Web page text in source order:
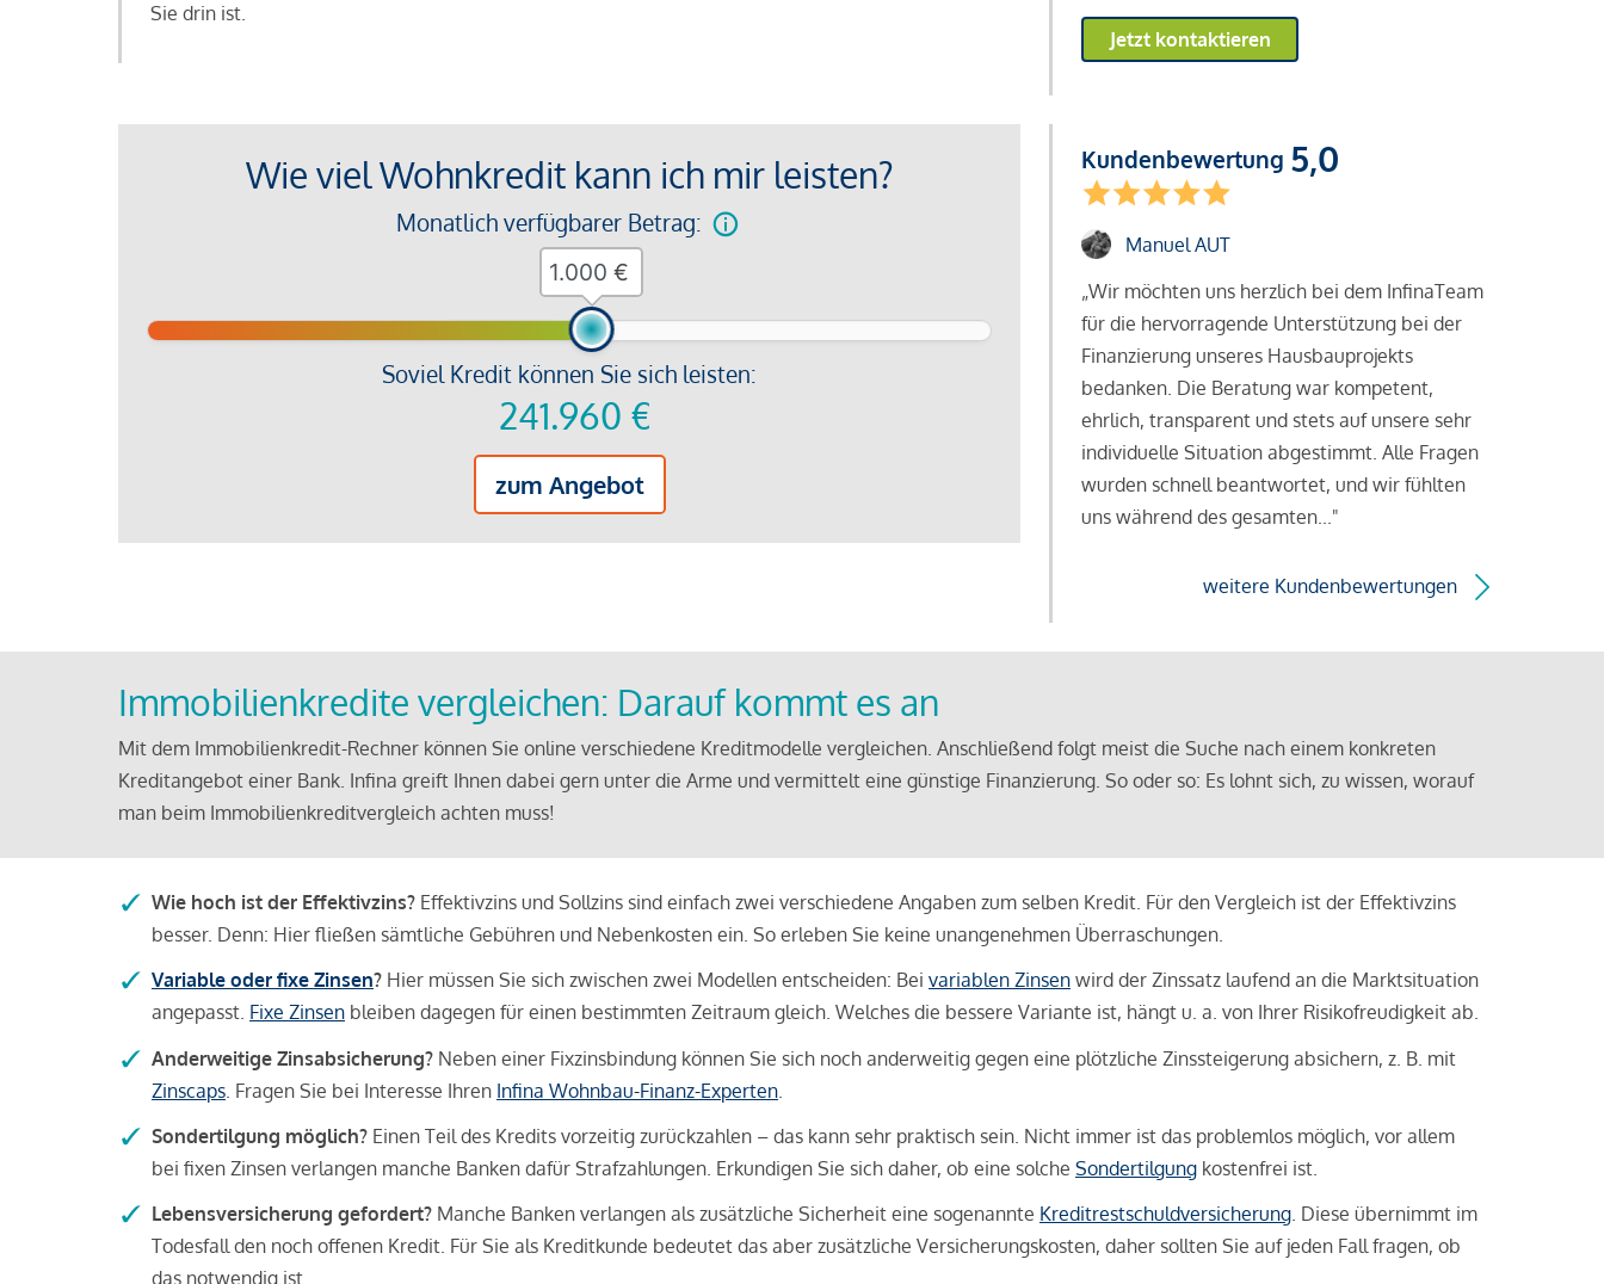
Sie drin ist.
Jetzt kontaktieren
Wie viel Wohnkredit kann ich mir leisten?
Monatlich verfügbarer Betrag:
Soviel Kredit können Sie sich leisten:
241.960 €
zum Angebot
€
Kundenbewertung 5,0
Manuel AUT
„Wir möchten uns herzlich bei dem InfinaTeam
für die hervorragende Unterstützung bei der
Finanzierung unseres Hausbauprojekts
bedanken. Die Beratung war kompetent,
ehrlich, transparent und stets auf unsere sehr
individuelle Situation abgestimmt. Alle Fragen
wurden schnell beantwortet, und wir fühlten
uns während des gesamten..."
weitere Kundenbewertungen
Immobilienkredite vergleichen: Darauf kommt es an
Mit dem Immobilienkredit-Rechner können Sie online verschiedene Kreditmodelle vergleichen. Anschließend folgt meist die Suche nach einem konkreten
Kreditangebot einer Bank. Infina greift Ihnen dabei gern unter die Arme und vermittelt eine günstige Finanzierung. So oder so: Es lohnt sich, zu wissen, worauf
man beim Immobilienkreditvergleich achten muss!
Wie hoch ist der Effektivzins? Effektivzins und Sollzins sind einfach zwei verschiedene Angaben zum selben Kredit. Für den Vergleich ist der Effektivzins
besser. Denn: Hier fließen sämtliche Gebühren und Nebenkosten ein. So erleben Sie keine unangenehmen Überraschungen.
Variable oder fixe Zinsen? Hier müssen Sie sich zwischen zwei Modellen entscheiden: Bei variablen Zinsen wird der Zinssatz laufend an die Marktsituation
angepasst. Fixe Zinsen bleiben dagegen für einen bestimmten Zeitraum gleich. Welches die bessere Variante ist, hängt u. a. von Ihrer Risikofreudigkeit ab.
Anderweitige Zinsabsicherung? Neben einer Fixzinsbindung können Sie sich noch anderweitig gegen eine plötzliche Zinssteigerung absichern, z. B. mit
Zinscaps . Fragen Sie bei Interesse Ihren Infina Wohnbau-Finanz-Experten
Sondertilgung möglich? Einen Teil des Kredits vorzeitig zurückzahlen – das kann sehr praktisch sein. Nicht immer ist das problemlos möglich, vor allem
bei fixen Zinsen verlangen manche Banken dafür Strafzahlungen. Erkundigen Sie sich daher, ob eine solche Sondertilgung kostenfrei ist.
Lebensversicherung gefordert? Manche Banken verlangen als zusätzliche Sicherheit eine sogenannte Kreditrestschuldversicherung . Diese übernimmt im
Todesfall den noch offenen Kredit. Für Sie als Kreditkunde bedeutet das aber zusätzliche Versicherungskosten, daher sollten Sie auf jeden Fall fragen, ob
das notwendig ist.